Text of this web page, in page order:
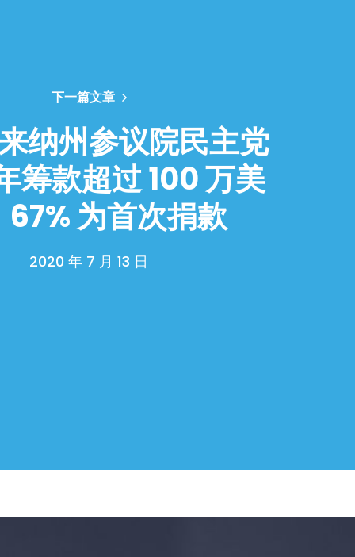
下一篇文章
纳州参议院民主党
筹款超过 100 万美
67% 为首次捐款
2020 年 7 月 13 日